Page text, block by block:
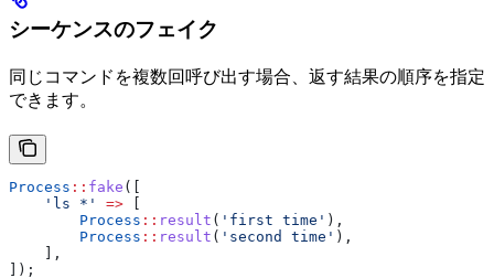
シーケンスのフェイク
同じコマンドを複数回呼び出す場合、返す結果の順序を指定
できます。
Process :: fake ([
    'ls *'
=> [
        Process
:: result ( 'first time' ),
        Process
:: result ( 'second time' ),
    ],
]);